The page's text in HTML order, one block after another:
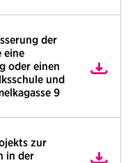
der
eine
oder einen
und
9
zur
in der